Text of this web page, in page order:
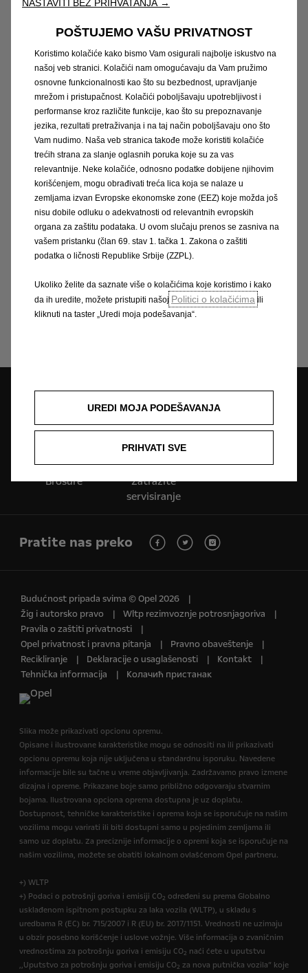
Mi popravljamo. Vi to vidite
Nema više pretpostavki! Zahvaljujući
obaveštenjima u realnom vremenu, uvek ćete
znati kakav je status servisiranja vašeg vozila.
Zakažite odmah
Brošure
Zatražite
servisiranje
Pratite nas preko
Budućnost pripada svima © Opel 2026
Žig i autorsko pravo
Wltp rezimvoznje potrosnjagoriva
Pravila o zaštiti privatnosti
Opel privatnost i pravna pitanja
Pravno obaveštenje
Recikliranje
Deklaracije o usaglašenosti
Kontakt
Tehnička informacija
Колачић пристанак
Slika može prikazivati opcionu opremu.
Opisane i ilustrovane karakteristike mogu se odnositi na ili prikazivati
opcionu opremu koja nije uključena u standardnu isporuku. Navedene
informacije bile su tačne u vreme objavljivanja. Zadržavamo pravo izmene
dizajna i opreme. Prikazane boje samo približno odgovaraju stvarnim
bojama. Ilustrovana opciona oprema dostupna je uz doplatu.
Dostupnost, tehničke karakteristike i oprema koja se isporučuje na našim
vozilima mogu varirati ili biti dostupni samo u pojedinim zemljama ili
samo uz doplatu. Za preciznije informacije o opremi koja se isporučuje na
našim vozilima, možete se obatiti lokalnom ovlašćenom Opel partneru.
+) WLTP
+) Podaci o potrošnji goriva i emisiji CO2 određeni su prema Globalno
usklađenom ispitnom postupku za laka vozila (WLTP), u skladu s
uredbama R (EC) br. 715/2007 i R (EU) br. 2017/1151. Vrednosti ne uzimaju
u obzir posebno korišćenje i uslove vožnje. Više informacija o zvaničnim
vrednostima za potrošnju goriva i emisiju CO2 naći ćete u uputstvu
,,Uputstvo za potrošnju goriva i emisiju CO2 za nova putnička vozila” koje
NASTAVITI BEZ PRIHVATANJA →
POŠTUJEMO VAŠU PRIVATNOST
Koristimo kolačiće kako bismo Vam osigurali najbolje iskustvo na
našoj veb stranici. Kolačići nam omogućavaju da Vam pružimo
osnovne funkcionalnosti kao što su bezbednost, upravljanje
mrežom i pristupačnost. Kolačići poboljšavaju upotrebljivost i
performanse kroz različite funkcije, kao što su prepoznavanje
jezika, rezultati pretraživanja i na taj način poboljšavaju ono što
Vam nudimo. Naša veb stranica takođe može koristiti kolačiće
trećih strana za slanje oglasnih poruka koje su za vas
relevantnije. Neke kolačiće, odnosno podatke dobijene njihovim
korišćenjem, mogu obrađivati treća lica koja se nalaze u
zemljama izvan Evropske ekonomske zone (EEZ) koje možda još
nisu dobile odluku o adekvatnosti od relevantnih evropskih
organa za zaštitu podataka. U ovom slučaju prenos se zasniva na
vašem pristanku (član 69. stav 1. tačka 1. Zakona o zaštiti
podatka o ličnosti Republike Srbije (ZZPL).
Ukoliko želite da saznate više o kolačićima koje koristimo i kako
da ih uredite, možete pristupiti našoj Politici o kolačićima ili
kliknuti na taster „Uredi moja podešavanja“.
UREDI MOJA PODEŠAVANJA
PRIHVATI SVE